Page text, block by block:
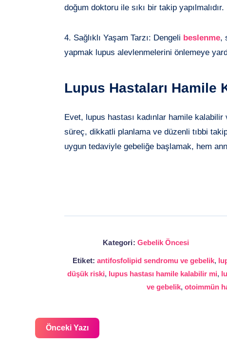
doğum doktoru ile sıkı bir takip yapılmalıdır.
4. Sağlıklı Yaşam Tarzı: Dengeli beslenme,
yapmak lupus alevlenmelerini önlemeye
Lupus Hastaları Hamile
Evet, lupus hastası kadınlar hamile
süreç, dikkatli planlama ve düzenli tıbbi
uygun tedaviyle gebeliğe başlamak, hem
Kategori: Gebelik Öncesi
Etiket: antifosfolipid sendromu ve gebelik,
düşük riski, lupus hastası hamile kalabilir mi,
ve gebelik, otoimmün
Önceki Yazı